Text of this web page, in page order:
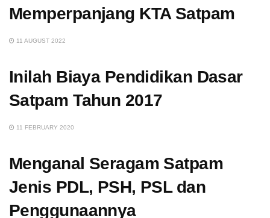
Memperpanjang KTA Satpam
11 AUGUST 2022
Inilah Biaya Pendidikan Dasar
Satpam Tahun 2017
11 FEBRUARY 2020
Menganal Seragam Satpam
Jenis PDL, PSH, PSL dan
Penggunaannya